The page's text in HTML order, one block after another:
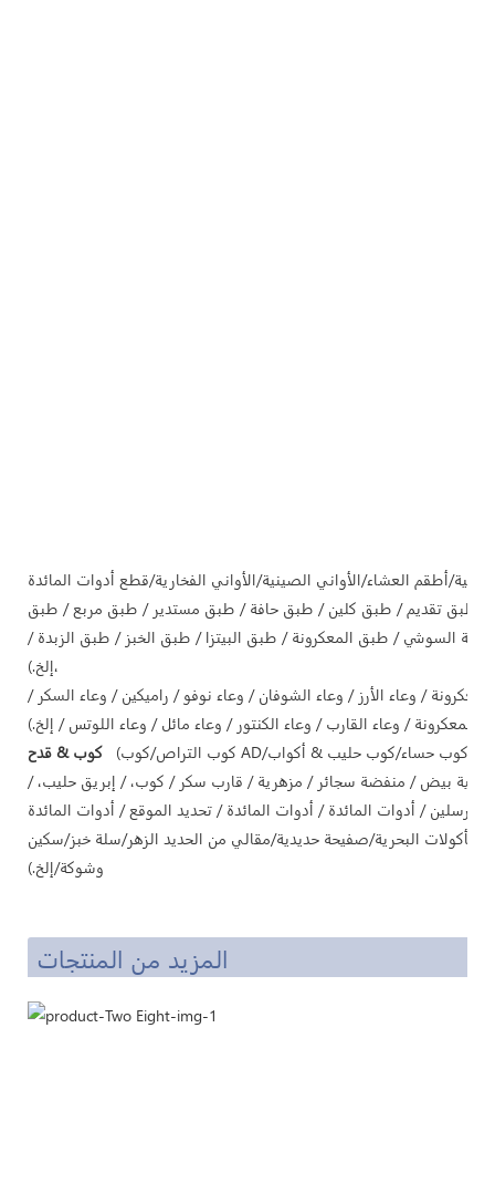
طبق تقديم / طبق كلين / طبق حافة / طبق مستدير / طبق مربع / طبق
السوشي / طبق المعكرونة / طبق البيتزا / طبق الخبز / طبق الزبدة /
إلخ.)،
/ وعاء الأرز / وعاء الشوفان / وعاء نوفو / راميكين / وعاء السكر /
بيض / منفضة سجائر / مزهرية / قارب سكر / كوب، / إبريق حليب، /
/ أدوات المائدة / أدوات المائدة / تحديد الموقع / أدوات المائدة
المأكولات البحرية/صفيحة حديدية/مقالي من الحديد الزهر/سلة خبز/سكين
وشوكة/إلخ.)
المزيد من المنتجات